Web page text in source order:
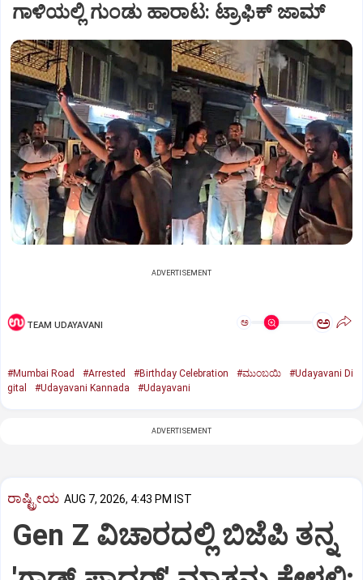
ಗಾಳಿಯಲ್ಲಿ ಗುಂಡು ಹಾರಾಟ: ಟ್ರಾಫಿಕ್‌ ಜಾಮ್
ADVERTISEMENT
TEAM UDAYAVANI ಅ ಅ
#Mumbai Road #Arrested #Birthday Celebration #ಮುಂಬಯಿ
#Udayavani Di
gital
#Udayavani Kannada #Udayavani
ADVERTISEMENT
ರಾಷ್ಟ್ರೀಯ AUG 7, 2026, 4:43 PM IST
Gen Z ವಿಚಾರದಲ್ಲಿ ಬಿಜೆಪಿ ತನ್ನ